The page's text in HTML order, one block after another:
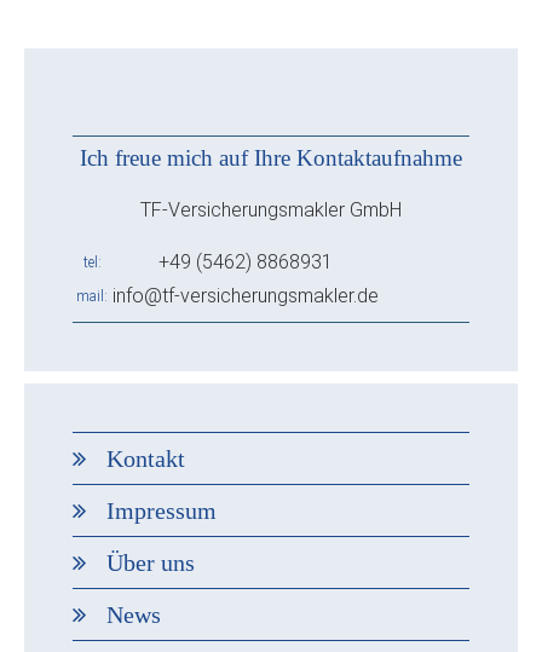
Ich freue mich auf Ihre Kontaktaufnahme
TF-Versicherungsmakler GmbH
tel +49 (5462) 8868931
mail info@tf-versicherungsmakler.de
Kontakt
Impressum
Über uns
News